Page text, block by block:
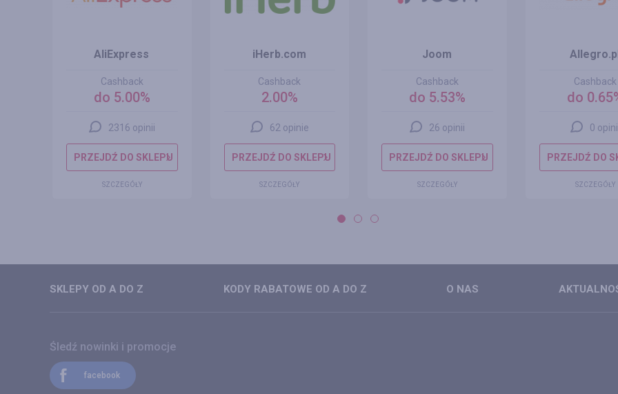
AliExpress
Cashback
do 5.00%
2316 opinii
PRZEJDŹ DO SKLEPU
SZCZEGÓŁY
iHerb.com
Cashback
2.00%
62 opinie
PRZEJDŹ DO SKLEPU
SZCZEGÓŁY
Joom
Cashback
do 5.53%
26 opinii
PRZEJDŹ DO SKLEPU
SZCZEGÓŁY
Cashback
do
0
PRZEJDŹ DO
SZCZEGÓŁY
SKLEPY OD A DO Z KODY RABATOWE OD A DO Z O NAS
Śledź nowinki i promocje
facebook